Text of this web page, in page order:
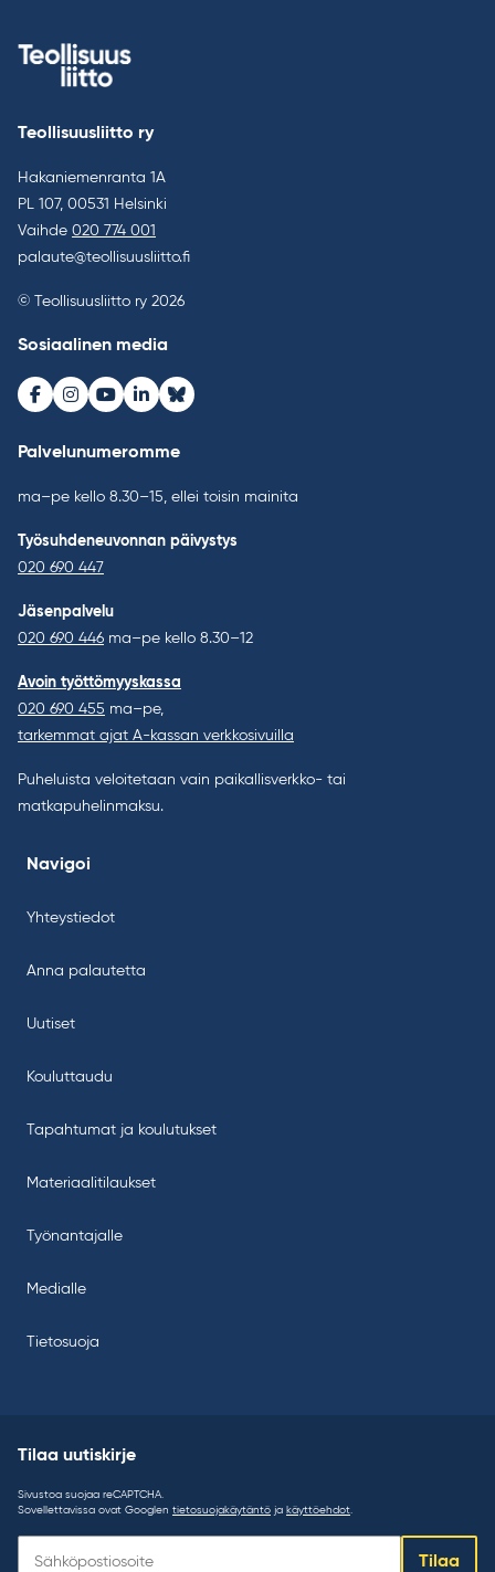
Teollisuusliitto ry
Hakaniemenranta 1A
PL 107, 00531 Helsinki
Vaihde 020 774 001
palaute@teollisuusliitto.fi
© Teollisuusliitto ry 2026
Sosiaalinen media
Facebook
Instagram
Youtube
LinkedInBluesky
Palvelunumeromme
ma–pe kello 8.30–15, ellei toisin mainita
Työsuhdeneuvonnan päivystys
020 690 447
Jäsenpalvelu
020 690 446 ma–pe kello 8.30–12
Avoin työttömyyskassa
020 690 455 ma–pe,
tarkemmat ajat A-kassan verkkosivuilla
Puheluista veloitetaan vain paikallisverkko- tai
matkapuhelinmaksu.
Navigoi
Yhteystiedot
Anna palautetta
Uutiset
Kouluttaudu
Tapahtumat ja koulutukset
Materiaalitilaukset
Työnantajalle
Medialle
Tietosuoja
Tilaa uutiskirje
Sivustoa suojaa reCAPTCHA.
Sovellettavissa ovat Googlen tietosuojakäytäntö ja käyttöehdot.
uutiskirje:
Tilaa